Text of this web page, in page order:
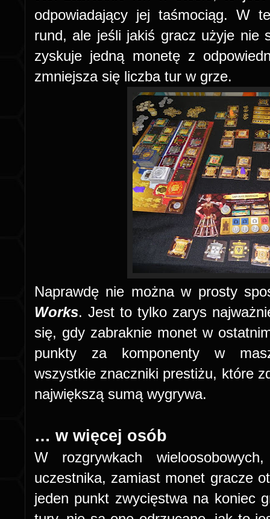
odpowiadający jej taśmociąg. W
rund, ale jeśli jakiś gracz użyje nie
zyskuje jedną monetę z
zmniejsza się liczba tur w grze.
Naprawdę nie można w prosty
Works. Jest to tylko zarys
się, gdy zabraknie monet w
punkty za komponenty w
wszystkie znaczniki prestiżu, które
największą sumą wygrywa.
… w więcej osób
W rozgrywkach
uczestnika, zamiast monet gracze
jeden punkt zwycięstwa na koniec